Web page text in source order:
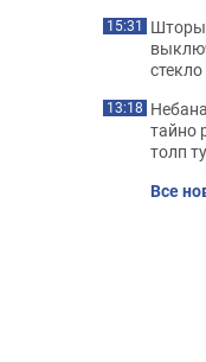
15:31 Шторы
13:18
тайно
толп
Все